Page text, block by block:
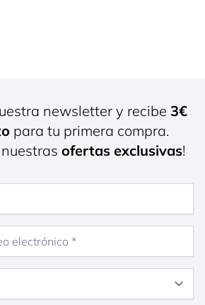
newsletter y recibe 3€
para tu primera compra.
ofertas exclusivas!